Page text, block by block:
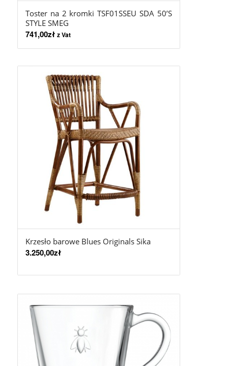
Toster na 2 kromki TSF01SSEU SDA 50’S
STYLE SMEG
741,00zł z Vat
Krzesło barowe Blues Originals Sika
3.250,00zł